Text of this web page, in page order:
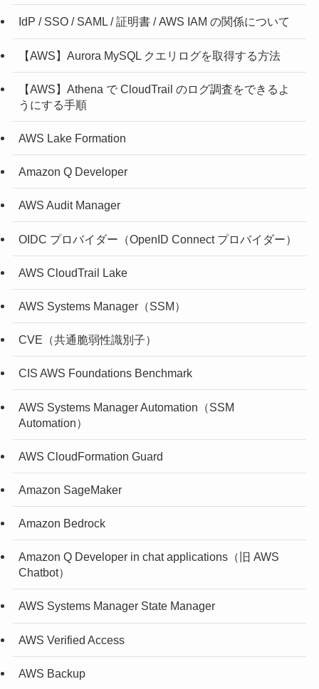
IdP / SSO / SAML / 証明書 / AWS IAM の関係について
【AWS】Aurora MySQL クエリログを取得する方法
【AWS】Athena で CloudTrail のログ調査をできるよ
うにする手順
AWS Lake Formation
Amazon Q Developer
AWS Audit Manager
OIDC プロバイダー（OpenID Connect プロバイダー）
AWS CloudTrail Lake
AWS Systems Manager（SSM）
CVE（共通脆弱性識別子）
CIS AWS Foundations Benchmark
AWS Systems Manager Automation（SSM
Automation）
AWS CloudFormation Guard
Amazon SageMaker
Amazon Bedrock
Amazon Q Developer in chat applications（旧 AWS
Chatbot）
AWS Systems Manager State Manager
AWS Verified Access
AWS Backup